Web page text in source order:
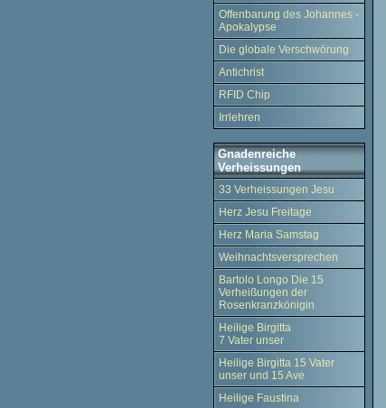
Offenbarung des Johannes -
Apokalypse
Die globale Verschwörung
Antichrist
RFID Chip
Irrlehren
Gnadenreiche
Verheissungen
33 Verheissungen Jesu
Herz Jesu Freitage
Herz Maria Samstag
Weihnachtsversprechen
Bartolo Longo Die 15
Verheißungen der
Rosenkranzkönigin
Heilige Birgitta
7 Vater unser
Heilige Birgitta 15 Vater
unser und 15 Ave
Heilige Faustina